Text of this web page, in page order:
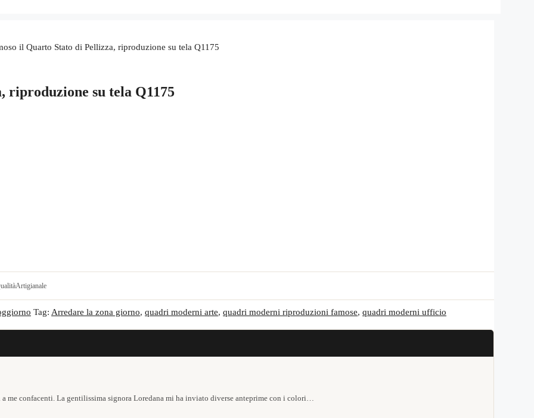
il Quarto Stato di Pellizza, riproduzione su tela Q1175
riproduzione su tela Q1175
Artigianale
Tag: Arredare la zona giorno, quadri moderni arte, quadri moderni riproduzioni famose, quadri moderni ufficio
me confacenti. La gentilissima signora Loredana mi ha inviato diverse anteprime con i colori…